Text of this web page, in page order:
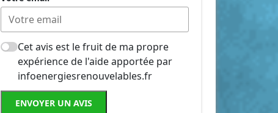
Cet avis est le fruit de ma propre
expérience de l'aide apportée par
infoenergiesrenouvelables.fr
ENVOYER UN AVIS